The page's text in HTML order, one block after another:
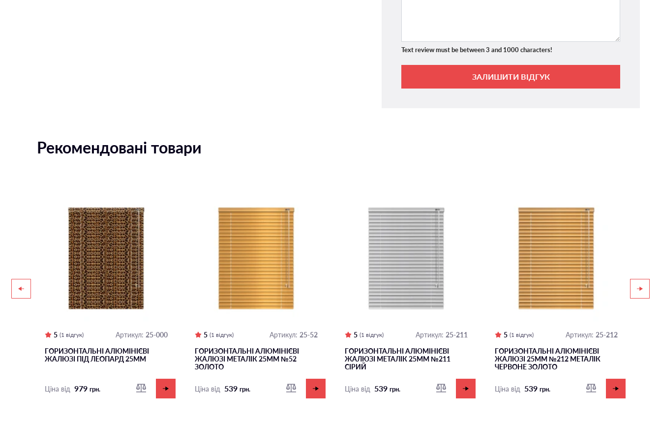
Text review must be between 3 and 1000 characters!
ЗАЛИШИТИ ВІДГУК
Рекомендовані товари
5 (1 відгук) Артикул: 25-000
ГОРИЗОНТАЛЬНІ АЛЮМІНІЄВІ
ЖАЛЮЗІ ПІД ЛЕОПАРД 25ММ
Ціна від 979 грн.
5 (1 відгук) Артикул: 25-52
ГОРИЗОНТАЛЬНІ АЛЮМІНІЄВІ
ЖАЛЮЗІ МЕТАЛІК 25ММ №52
ЗОЛОТО
Ціна від 539 грн.
5 (1 відгук) Артикул: 25-211
ГОРИЗОНТАЛЬНІ АЛЮМІНІЄВІ
ЖАЛЮЗІ МЕТАЛІК 25ММ №211
СІРИЙ
Ціна від 539 грн.
5 (1 відгук) Артикул: 25-212
ГОРИЗОНТАЛЬНІ АЛЮМІНІЄВІ
ЖАЛЮЗІ 25ММ №212 МЕТАЛІК
ЧЕРВОНЕ ЗОЛОТО
Ціна від 539 грн.